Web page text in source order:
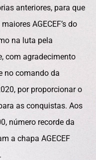
anteriores, para que
AGECEF’s do
na luta pela
com agradecimento
no comando da
por proporcionar o
as conquistas. Aos
número recorde da
a chapa AGECEF